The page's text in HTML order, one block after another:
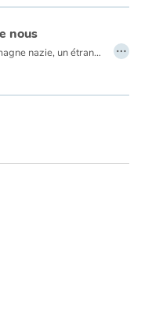
nous
En 1938, au cœur de l’Allemagne nazie, un étrange narrateur interné dans un établissement psychiatrique tient un journal et écrit à sa mère. À travers ses mots et ses observations au quotidien, le narrateur nous fait involontairement pressentir qu’une tragédie se prépare. La prochaine euthanasie des handicapés mentaux dans le cadre du funeste programme « T4 ». Un récit bref et émouvant, au style direct, illustré et mis en scène de manière saisissante et cinématographique par des montages photos. Il permet d’ouvrir une réflexion sur le silence permettant les pires crimes de masse et plus globalement sur la folie …